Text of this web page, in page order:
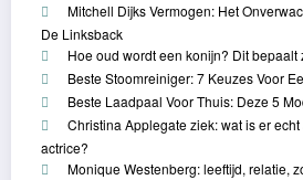
Mitchell Dijks Vermogen: Het
De Linksback
Hoe oud wordt een konijn? Dit bepaalt
Beste Stoomreiniger: 7 Keuzes Voor
Beste Laadpaal Voor Thuis: Deze 5
Christina Applegate ziek: wat is er
actrice?
Monique Westenberg: leeftijd, relatie,